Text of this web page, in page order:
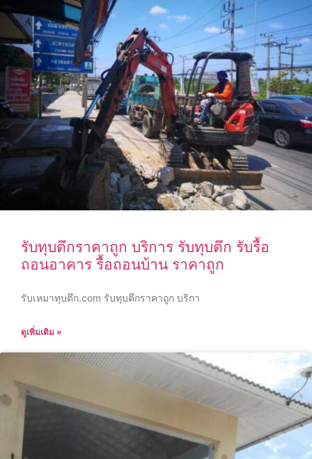
รับทุบตึกราคาถูก บริการ รับทุบตึก รับรื้อ
ถอนอาคาร รื้อถอนบ้าน ราคาถูก
รับเหมาทุบตึก.com รับทุบตึกราคาถูก บริกา
ดูเพิ่มเติม »